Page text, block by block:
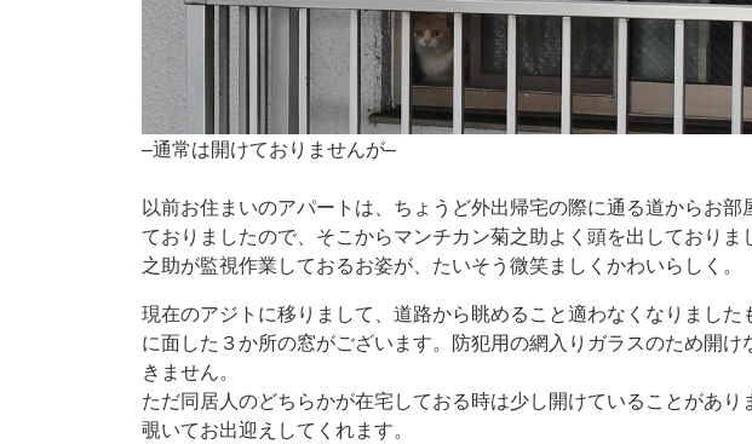
–通常は開けておりませんが–
以前お住まいのアパートは、ちょうど外出帰宅の際に通る道からお
ておりましたので、そこからマンチカン菊之助よく頭を出しており
之助が監視作業しておるお姿が、たいそう微笑ましくかわいらしく。
現在のアジトに移りまして、道路から眺めること適わなくなりまし
に面した３か所の窓がございます。防犯用の網入りガラスのため開
きません。
ただ同居人のどちらかが在宅しておる時は少し開けていることがあ
覗いてお出迎えしてくれます。